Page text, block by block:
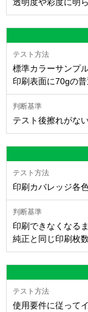
標準カラーサンプ
印刷表面に70gの
テスト後擦れがない
印刷カバレッジ各
印刷できなくなる
純正と同じ印刷枚
使用要件に従って